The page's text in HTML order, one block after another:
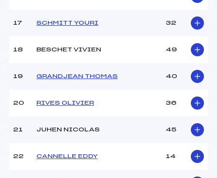
17 SCHMITT YOURI 32
18 BESCHET VIVIEN 49
19 GRANDJEAN THOMAS 40
20 RIVES OLIVIER 36
21 JUHEN NICOLAS 45
22 CANNELLE EDDY 14